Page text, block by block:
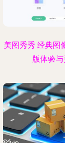
美图秀秀 经典图
版体验